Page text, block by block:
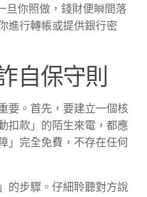
旦你照做，錢財便瞬間落
進行轉帳或提供銀行密
自保守則
要。首先，要建立一個核
扣款」的陌生來電，都應
」完全免費，不存在任何
的步驟。仔細聆聽對方說